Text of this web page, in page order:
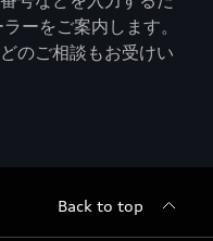
ーをご案内します。
のご相談もお受けい
Back to top